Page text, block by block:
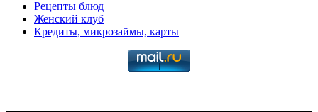
Рецепты блюд
Женский клуб
Кредиты, микрозаймы, карты